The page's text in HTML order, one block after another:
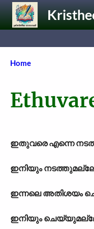
Skip to main content
Breadcrumb
Home
ഇതുവരെ എന്നെ
ഇനിയും
ഇന്നലെ അതിശയം
ഇനിയും